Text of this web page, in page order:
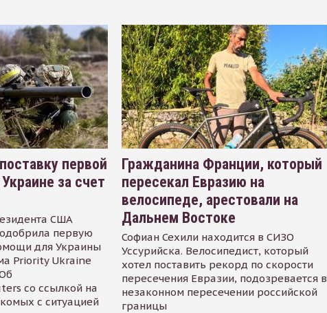
первой
за счет
США
первую
для Украины
Priority Ukraine
со ссылкой на
с ситуацией
Гражданина Франции, который
пересекал Евразию на
велосипеде, арестовали на
Дальнем Востоке
Софиан Сехили находится в СИЗО
Уссурийска. Велосипедист, который
хотел поставить рекорд по скорости
пересечения Евразии, подозревается в
незаконном пересечении российской
границы